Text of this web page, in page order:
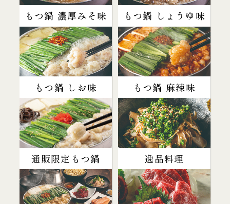
もつ鍋 濃厚みそ味 もつ鍋 しょうゆ味
もつ鍋 しお味 もつ鍋 麻辣味
通販限定もつ鍋 逸品料理